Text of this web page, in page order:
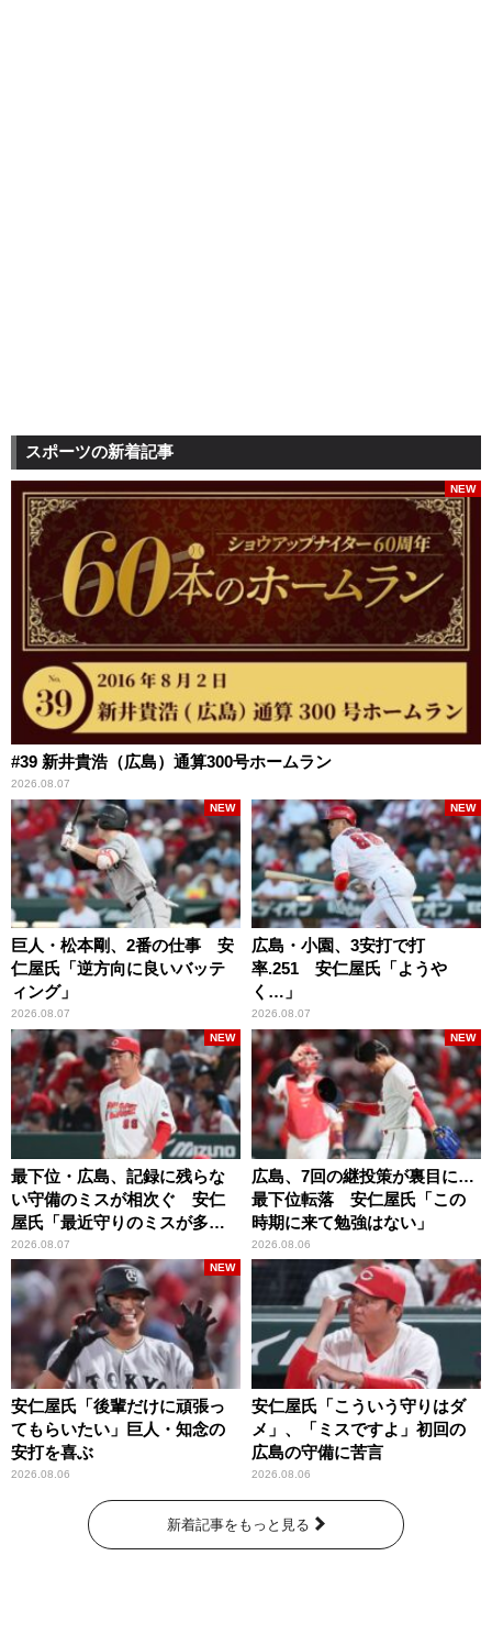
スポーツの新着記事
#39 新井貴浩（広島）通算300号ホームラン
2026.08.07
NEW
巨人・松本剛、2番の仕事 安
仁屋氏「逆方向に良いバッテ
ィング」
2026.08.07
NEW
広島・小園、3安打で打
率.251 安仁屋氏「ようや
く…」
2026.08.07
NEW
最下位・広島、記録に残らな
い守備のミスが相次ぐ 安仁
屋氏「最近守りのミスが多
い」
2026.08.07
NEW
広島、7回の継投策が裏目に…
最下位転落 安仁屋氏「この
時期に来て勉強はない」
2026.08.06
NEW
安仁屋氏「後輩だけに頑張っ
てもらいたい」巨人・知念の
安打を喜ぶ
2026.08.06
NEW
安仁屋氏「こういう守りはダ
メ」、「ミスですよ」初回の
広島の守備に苦言
2026.08.06
新着記事をもっと見る